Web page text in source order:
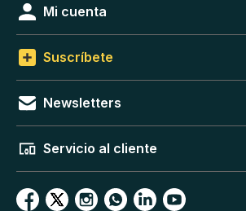
Mi cuenta
Suscríbete
Newsletters
Servicio al cliente